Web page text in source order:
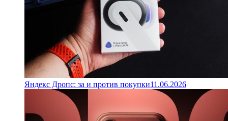
Яндекс Дропс: за и против покупки11.06.2026